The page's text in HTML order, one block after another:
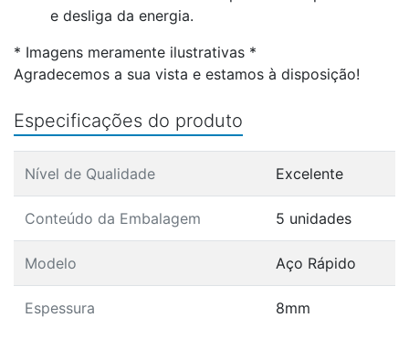
e desliga da energia.
* Imagens meramente ilustrativas *
Agradecemos a sua vista e estamos à disposição!
Especificações do produto
Nível de Qualidade Excelente
Conteúdo da Embalagem 5 unidades
Modelo Aço Rápido
Espessura 8mm